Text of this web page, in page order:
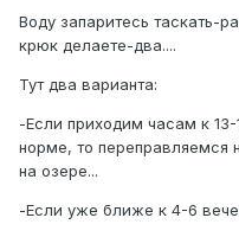
Воду запаритесь таскать-
крюк делаете-два....
Тут два варианта:
-Если приходим часам к
норме, то переправляемся
на озере...
-Если уже ближе к 4-6